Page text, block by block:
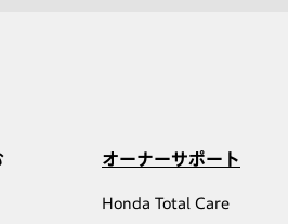
オーナーサポート
Honda Total Care